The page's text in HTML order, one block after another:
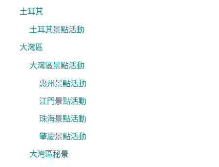
土耳其
土耳其景點活動
大灣區
大灣區景點活動
惠州景點活動
江門景點活動
珠海景點活動
肇慶景點活動
大灣區秘景